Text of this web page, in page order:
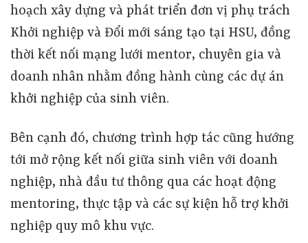
hoạch xây dựng và phát triển đơn vị phụ trách
Khởi nghiệp và Đổi mới sáng tạo tại HSU, đồng
thời kết nối mạng lưới mentor, chuyên gia và
doanh nhân nhằm đồng hành cùng các dự án
khởi nghiệp của sinh viên.
Bên cạnh đó, chương trình hợp tác cũng hướng
tới mở rộng kết nối giữa sinh viên với doanh
nghiệp, nhà đầu tư thông qua các hoạt động
mentoring, thực tập và các sự kiện hỗ trợ khởi
nghiệp quy mô khu vực.